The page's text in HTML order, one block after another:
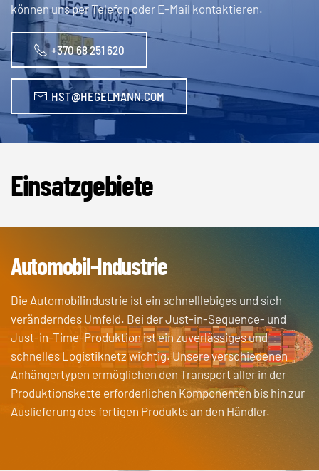
können uns per Telefon oder E-Mail kontaktieren.
+370 68 251 620
HST@HEGELMANN.COM
Einsatzgebiete
Automobil-Industrie
Die Automobilindustrie ist ein schnelllebiges und sich
veränderndes Umfeld. Bei der Just-in-Sequence- und
Just-in-Time-Produktion ist ein zuverlässiges und
schnelles Logistiknetz wichtig. Unsere verschiedenen
Anhängertypen ermöglichen den Transport aller in der
Produktionskette erforderlichen Komponenten bis hin zur
Auslieferung des fertigen Produkts an den Händler.